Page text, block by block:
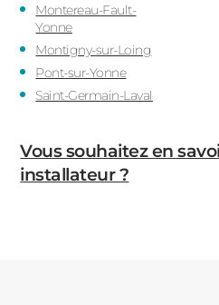
Montereau-Fault-
Yonne
Montigny-sur-Loing
Pont-sur-Yonne
Saint-Germain-Laval
Vous souhaitez en
installateur ?